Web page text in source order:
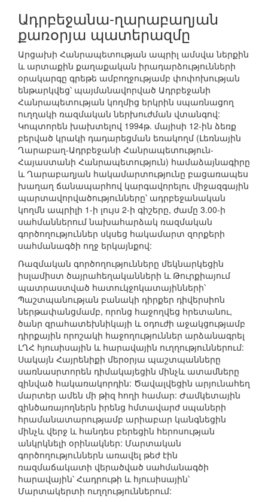
Ադրբեջանա-ղարաբաղյան
քառօրյա պատերազմը
Արցախի Հանրապետության ապրիլ ամսվա ներքին
և արտաքին քաղաքական իրադարձությունների
օրակարգը գրեթե ամբողջությամբ փոփոխության
ենթարկվեց՝ պայմանավորված Ադրբեջանի
Հանրապետության կողմից երկրին սպառնացող
ուղղակի ռազմական ներխուժման վտանգով:
Կոպտորեն խախտելով 1994թ. մայիսի 12-ին ձեռք
բերված կրակի դադարեցման եռակողմ (Լեռնային
Ղարաբաղ-Ադրբեջանի Հանրապետություն-
Հայաստանի Հանրապետություն) համաձայնագիրը
և Ղարաբաղյան հակամարտությունը բացառապես
խաղաղ ճանապարհով կարգավորելու միջազգային
պարտավորվածությունները՝ ադրբեջանական
կողմն ապրիլի 1-ի լույս 2-ի գիշերը, ժամը 3.00-ի
սահմաններում նախահարձակ ռազմական
գործողություններ սկսեց հակամարտ զորքերի
սահմանագծի ողջ երկայնքով:
Ռազմական գործողությունները մեկնարկեցին
իսլամիստ ծայրահեղականների և Թուրքիայում
պատրաստված հատուկջոկատայինների՝
Պաշտպանության բանակի դիրքեր դիվերսիոն
ներթափանցմամբ, որոնց հաջողվեց հրետանու,
ծանր զրահատեխնիկայի և օդուժի աջակցությամբ
դիրքային որոշակի հաջողություններ արձանագրել
ԼՂՀ հյուսիսային և հարավային ուղղություններում:
Սակայն Հայրենիքի մերօրյա պաշտպանները
սառնասրտորեն դիմակայեցին մինչև ատամները
զինված հակառակորդին: Ծավալվեցին արյունահեղ
մարտեր ամեն մի թիզ հողի համար: Ժամկետային
զինծառայողներն իրենց հմտավարժ սպաների
հրամանատարությամբ արիաբար կանգնեցին
մինչև վերջ և հանդես բերեցին հերոսության
անկրկնելի օրինակներ: Մարտական
գործողություններն առավել թեժ էին
ռազմաճակատի վերածված սահմանագծի
հարավային՝ Հադրութի և հյուսիսային՝
Մարտակերտի ուղղություններում: